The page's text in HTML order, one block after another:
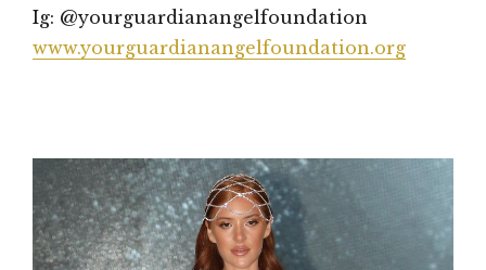
Ig: @yourguardianangelfoundation
www.yourguardianangelfoundation.org